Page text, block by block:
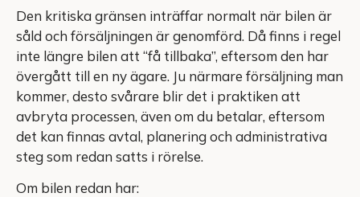
Den kritiska gränsen inträffar normalt när bilen är
såld och försäljningen är genomförd. Då finns i regel
inte längre bilen att “få tillbaka”, eftersom den har
övergått till en ny ägare. Ju närmare försäljning man
kommer, desto svårare blir det i praktiken att
avbryta processen, även om du betalar, eftersom
det kan finnas avtal, planering och administrativa
steg som redan satts i rörelse.
Om bilen redan har: